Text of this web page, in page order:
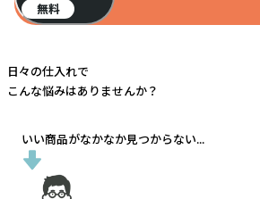
無料
日々の仕入れで
こんな悩みはありませんか？
いい商品がなかなか見つからない...